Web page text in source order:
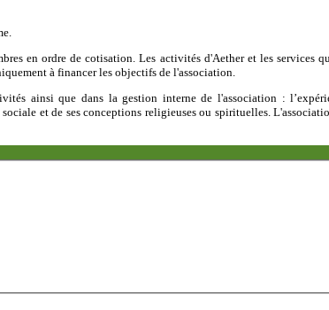
en ordre de cotisation. Les activités d'Aether et les
à financer les objectifs de l'association.
ainsi que dans la gestion interne de l'association :
et de ses conceptions religieuses ou spirituelles.